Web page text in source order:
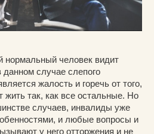
нормальный человек видит
случае слепого
жалость и горечь от того,
жить так, как все остальные. Но
случаев, инвалиды уже
и любые вопросы и
у него отторжения и не